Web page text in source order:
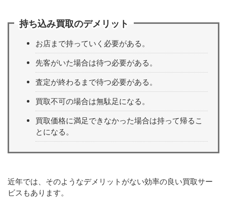
持ち込み買取のデメリット
お店まで持っていく必要がある。
先客がいた場合は待つ必要がある。
査定が終わるまで待つ必要がある。
買取不可の場合は無駄足になる。
買取価格に満足できなかった場合は持って帰るこ
とになる。
近年では、そのようなデメリットがない効率の良い買取サー
ビスもあります。